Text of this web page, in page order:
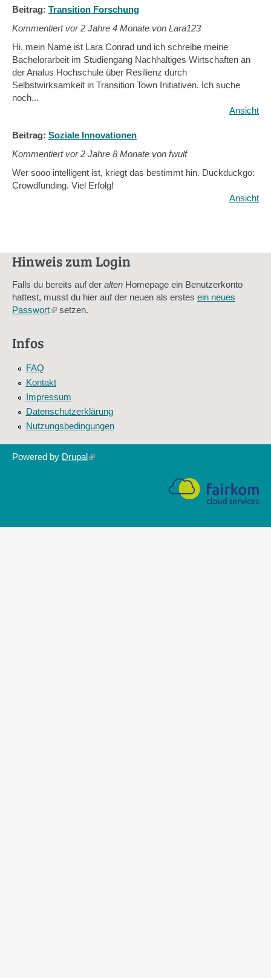
Beitrag: Transition Forschung
Kommentiert vor2 Jahre 4 Monate von Lara123
Hi, mein Name ist Lara Conrad und ich schreibe meine
Bachelorarbeit im Studiengang Nachhaltiges Wirtschaften an
der Analus Hochschule über Resilienz durch
Selbstwirksamkeit in Transition Town Initiativen. Ich suche
noch...
Ansicht
Beitrag: Soziale Innovationen
Kommentiert vor2 Jahre 8 Monate von fwulf
Wer sooo intelligent ist, kriegt das bestimmt hin. Duckduckgo:
Crowdfunding. Viel Erfolg!
Ansicht
Hinweis zum Login
Falls du bereits auf der alten Homepage ein Benutzerkonto
hattest, musst du hier auf der neuen als erstes ein neues
Passwort(linksetzen.
Infos
FAQ
Kontakt
Impressum
Datenschutzerklärung
Nutzungsbedingungen
Powered by Drupal(link